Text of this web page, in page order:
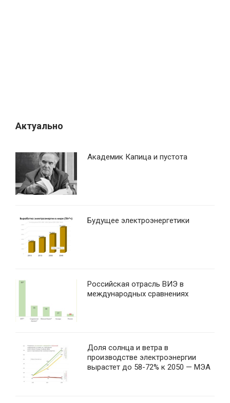
Актуально
Академик Капица и пустота
Будущее электроэнергетики
Российская отрасль ВИЭ в
международных сравнениях
Доля солнца и ветра в
производстве электроэнергии
вырастет до 58-72% к 2050 — МЭА